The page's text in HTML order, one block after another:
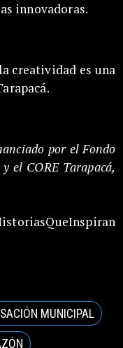
innovadoras.
creatividad es una
por el Fondo
el CORE Tarapacá,
MUNICIPAL